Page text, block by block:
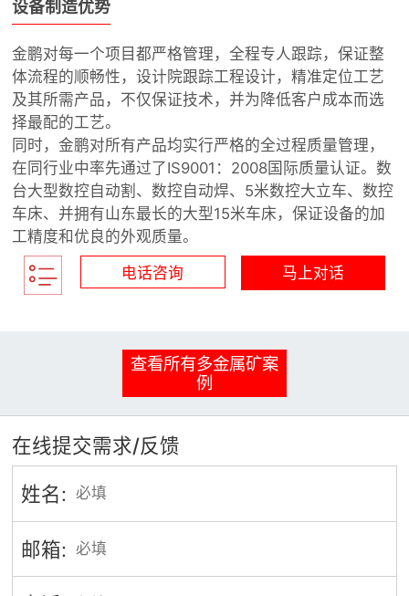
设备制造优势
金鹏对每一个项目都严格管理，全程专人跟踪，保证整
体流程的顺畅性，设计院跟踪工程设计，精准定位工艺
及其所需产品，不仅保证技术，并为降低客户成本而选
择最配的工艺。
同时，金鹏对所有产品均实行严格的全过程质量管理，
在同行业中率先通过了IS9001：2008国际质量认证。数
台大型数控自动割、数控自动焊、5米数控大立车、数控
车床、并拥有山东最长的大型15米车床，保证设备的加
工精度和优良的外观质量。
电话咨询 马上对话
查看所有多金属矿案
例
在线提交需求/反馈
姓名:
邮箱: